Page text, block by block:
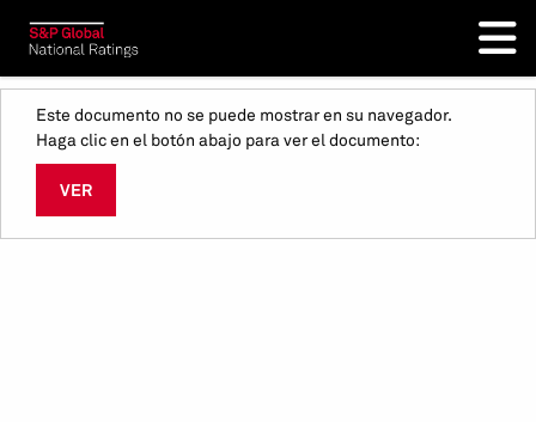
Este documento no se puede mostrar en su navegador.
Haga clic en el botón abajo para ver el documento:
VER